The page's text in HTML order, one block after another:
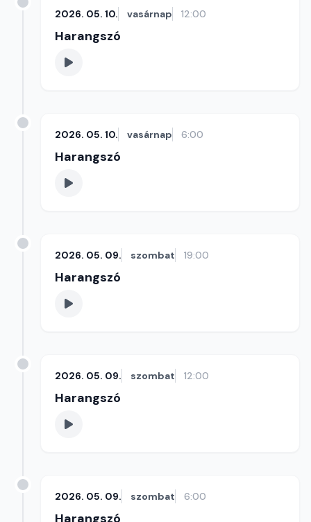
2026. 05. 10. vasárnap 12:00
Harangszó
2026. 05. 10. vasárnap 6:00
Harangszó
2026. 05. 09. szombat 19:00
Harangszó
2026. 05. 09. szombat 12:00
Harangszó
2026. 05. 09. szombat 6:00
Harangszó